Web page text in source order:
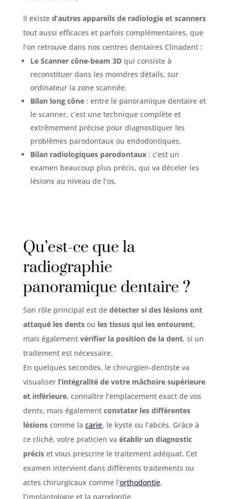
Il existe d’autres appareils de radiologie et scanners
tout aussi efficaces et parfois complémentaires, que
l’on retrouve dans nos centres dentaires Clinadent :
Le Scanner cône-beam 3Dqui consiste à
reconstituer dans les moindres détails, sur
ordinateur la zone scannée.
Bilan long cône: entre le panoramique dentaire et
le scanner, c’est une technique complète et
extrêmement précise pour diagnostiquer les
problèmes parodontaux ou endodontiques.
Bilan radiologiques parodontaux: c’est un
examen beaucoup plus précis, qui va déceler les
lésions au niveau de l’os.
Qu’est-ce que la
radiographie
panoramique dentaire ?
Son rôle principal est de détecter si des lésions ont
attaqué les dentsou les tissus qui les entourent,
mais également vérifier la position de la dent, si un
traitement est nécessaire.
En quelques secondes, le chirurgien-dentiste va
visualiser l’intégralité de votre mâchoire supérieure
et inférieure, connaître l’emplacement exact de vos
dents, mais également constater les différentes
lésions comme la carie, le kyste ou l’abcès. Grâce à
ce cliché, votre praticien va établir un diagnostic
préciset vous prescrire le traitement adéquat. Cet
examen intervient dans différents traitements ou
actes chirurgicaux comme l’orthodontie,
l’implantologie et la parodontie.